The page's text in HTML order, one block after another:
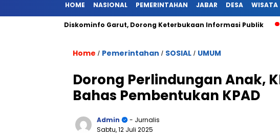
HOME NASIONAL PEMERINTAHAN JABAR DESA WISATA
Kunjungi Diskominfo Garut, Dorong Keterbukaan Informasi Publik
Home / Pemerintahan / SOSIAL / UMUM
Dorong Perlindungan Anak,
Bahas Pembentukan KPAD
Admin
- Jurnalis
Sabtu, 12 Juli 2025